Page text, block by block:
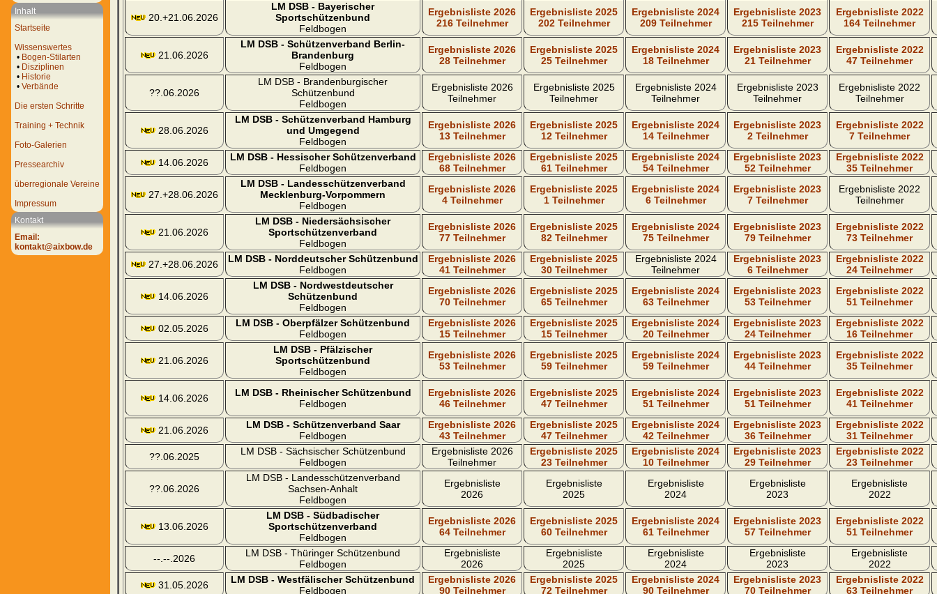
Inhalt
Startseite
Wissenswertes
• Bogen-Stilarten
• Disziplinen
• Historie
• Verbände
Die ersten Schritte
Training + Technik
Foto-Galerien
Pressearchiv
überregionale Vereine
Impressum
Kontakt
Email:
kontakt@aixbow.de
20.+21.06.2026
LM DSB - Bayerischer
Sportschützenbund
Feldbogen
Ergebnisliste 2026
216 Teilnehmer
Ergebnisliste 2025
202 Teilnehmer
Ergebnisliste 2024
209 Teilnehmer
Ergebnisliste 2023
215 Teilnehmer
Ergebnisliste 2022
164 Teilnehmer
21.06.2026
LM DSB - Schützenverband Berlin-
Brandenburg
Feldbogen
Ergebnisliste 2026
28 Teilnehmer
Ergebnisliste 2025
25 Teilnehmer
Ergebnisliste 2024
18 Teilnehmer
Ergebnisliste 2023
21 Teilnehmer
Ergebnisliste 2022
47 Teilnehmer
??.06.2026
LM DSB - Brandenburgischer
Schützenbund
Feldbogen
Ergebnisliste 2026
Teilnehmer
Ergebnisliste 2025
Teilnehmer
Ergebnisliste 2024
Teilnehmer
Ergebnisliste 2023
Teilnehmer
Ergebnisliste 2022
Teilnehmer
28.06.2026
LM DSB - Schützenverband Hamburg
und Umgegend
Feldbogen
Ergebnisliste 2026
13 Teilnehmer
Ergebnisliste 2025
12 Teilnehmer
Ergebnisliste 2024
14 Teilnehmer
Ergebnisliste 2023
2 Teilnehmer
Ergebnisliste 2022
7 Teilnehmer
14.06.2026
LM DSB - Hessischer Schützenverband
Feldbogen
Ergebnisliste 2026
68 Teilnehmer
Ergebnisliste 2025
61 Teilnehmer
Ergebnisliste 2024
54 Teilnehmer
Ergebnisliste 2023
52 Teilnehmer
Ergebnisliste 2022
35 Teilnehmer
27.+28.06.2026
LM DSB - Landesschützenverband
Mecklenburg-Vorpommern
Feldbogen
Ergebnisliste 2026
4 Teilnehmer
Ergebnisliste 2025
1 Teilnehmer
Ergebnisliste 2024
6 Teilnehmer
Ergebnisliste 2023
7 Teilnehmer
Ergebnisliste 2022
Teilnehmer
21.06.2026
LM DSB - Niedersächsischer
Sportschützenverband
Feldbogen
Ergebnisliste 2026
77 Teilnehmer
Ergebnisliste 2025
82 Teilnehmer
Ergebnisliste 2024
75 Teilnehmer
Ergebnisliste 2023
79 Teilnehmer
Ergebnisliste 2022
73 Teilnehmer
27.+28.06.2026
LM DSB - Norddeutscher Schützenbund
Feldbogen
Ergebnisliste 2026
41 Teilnehmer
Ergebnisliste 2025
30 Teilnehmer
Ergebnisliste 2024
Teilnehmer
Ergebnisliste 2023
6 Teilnehmer
Ergebnisliste 2022
24 Teilnehmer
14.06.2026
LM DSB - Nordwestdeutscher
Schützenbund
Feldbogen
Ergebnisliste 2026
70 Teilnehmer
Ergebnisliste 2025
65 Teilnehmer
Ergebnisliste 2024
63 Teilnehmer
Ergebnisliste 2023
53 Teilnehmer
Ergebnisliste 2022
51 Teilnehmer
02.05.2026
LM DSB - Oberpfälzer Schützenbund
Feldbogen
Ergebnisliste 2026
15 Teilnehmer
Ergebnisliste 2025
15 Teilnehmer
Ergebnisliste 2024
20 Teilnehmer
Ergebnisliste 2023
24 Teilnehmer
Ergebnisliste 2022
16 Teilnehmer
21.06.2026
LM DSB - Pfälzischer
Sportschützenbund
Feldbogen
Ergebnisliste 2026
53 Teilnehmer
Ergebnisliste 2025
59 Teilnehmer
Ergebnisliste 2024
59 Teilnehmer
Ergebnisliste 2023
44 Teilnehmer
Ergebnisliste 2022
35 Teilnehmer
14.06.2026
LM DSB - Rheinischer Schützenbund
Feldbogen
Ergebnisliste 2026
46 Teilnehmer
Ergebnisliste 2025
47 Teilnehmer
Ergebnisliste 2024
51 Teilnehmer
Ergebnisliste 2023
51 Teilnehmer
Ergebnisliste 2022
41 Teilnehmer
21.06.2026
LM DSB - Schützenverband Saar
Feldbogen
Ergebnisliste 2026
43 Teilnehmer
Ergebnisliste 2025
47 Teilnehmer
Ergebnisliste 2024
42 Teilnehmer
Ergebnisliste 2023
36 Teilnehmer
Ergebnisliste 2022
31 Teilnehmer
??.06.2025
LM DSB - Sächsischer Schützenbund
Feldbogen
Ergebnisliste 2026
Teilnehmer
Ergebnisliste 2025
23 Teilnehmer
Ergebnisliste 2024
10 Teilnehmer
Ergebnisliste 2023
29 Teilnehmer
Ergebnisliste 2022
23 Teilnehmer
??.06.2026
LM DSB - Landesschützenverband
Sachsen-Anhalt
Feldbogen
Ergebnisliste
2026
Ergebnisliste
2025
Ergebnisliste
2024
Ergebnisliste
2023
Ergebnisliste
2022
13.06.2026
LM DSB - Südbadischer
Sportschützenverband
Feldbogen
Ergebnisliste 2026
64 Teilnehmer
Ergebnisliste 2025
60 Teilnehmer
Ergebnisliste 2024
61 Teilnehmer
Ergebnisliste 2023
57 Teilnehmer
Ergebnisliste 2022
51 Teilnehmer
--.--.2026
LM DSB - Thüringer Schützenbund
Feldbogen
Ergebnisliste
2026
Ergebnisliste
2025
Ergebnisliste
2024
Ergebnisliste
2023
Ergebnisliste
2022
31.05.2026
LM DSB - Westfälischer Schützenbund
Feldbogen
Ergebnisliste 2026
90 Teilnehmer
Ergebnisliste 2025
72 Teilnehmer
Ergebnisliste 2024
90 Teilnehmer
Ergebnisliste 2023
70 Teilnehmer
Ergebnisliste 2022
63 Teilnehmer